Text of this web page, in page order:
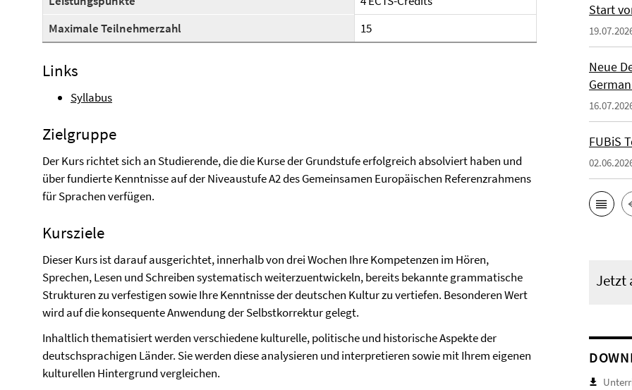
Maximale Teilnehmerzahl
15
Links
Syllabus
Zielgruppe
Der Kurs richtet sich an Studierende, die die Kurse der Grundstufe erfolgreich absolviert haben und
über fundierte Kenntnisse auf der Niveaustufe A2 des Gemeinsamen Europäischen Referenzrahmens
für Sprachen verfügen.
Kursziele
Dieser Kurs ist darauf ausgerichtet, innerhalb von drei Wochen Ihre Kompetenzen im Hören,
Sprechen, Lesen und Schreiben systematisch weiterzuentwickeln, bereits bekannte grammatische
Strukturen zu verfestigen sowie Ihre Kenntnisse der deutschen Kultur zu vertiefen. Besonderen Wert
wird auf die konsequente Anwendung der Selbstkorrektur gelegt.
Inhaltlich thematisiert werden verschiedene kulturelle, politische und historische Aspekte der
deutschsprachigen Länder. Sie werden diese analysieren und interpretieren sowie mit Ihrem eigenen
kulturellen Hintergrund vergleichen.
Start
Neue
FUBiS
Jetzt